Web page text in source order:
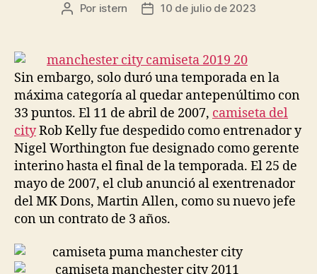
Autor
entrada
Por istern
Fecha
entrada
10 de julio de 2023
Sin embargo, solo duró una temporada en la
máxima categoría al quedar antepenúltimo con
33 puntos. El 11 de abril de 2007, camiseta del
cityRob Kelly fue despedido como entrenador y
Nigel Worthington fue designado como gerente
interino hasta el final de la temporada. El 25 de
mayo de 2007, el club anunció al exentrenador
del MK Dons, Martin Allen, como su nuevo jefe
con un contrato de 3 años.